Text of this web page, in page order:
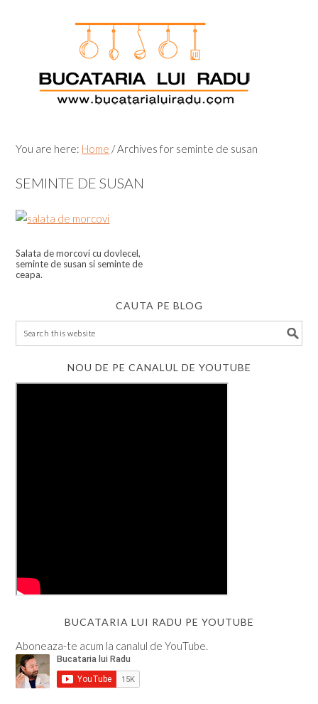
You are here: Home /Archives for seminte de susan
SEMINTE DE SUSAN
Salata de morcovi cu dovlecel,
seminte de susan si seminte de
ceapa.
CAUTA PE BLOG
NOU DE PE CANALUL DE YOUTUBE
BUCATARIA LUI RADU PE YOUTUBE
Aboneaza-te acum la canalul de YouTube.